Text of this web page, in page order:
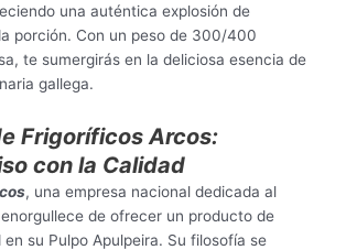
una auténtica explosión de
porción. Con un peso de 300/400
te sumergirás en la deliciosa esencia de
gallega.
Frigoríficos Arcos:
con la Calidad
, una empresa nacional dedicada al
de ofrecer un producto de
su Pulpo Apulpeira. Su filosofía se